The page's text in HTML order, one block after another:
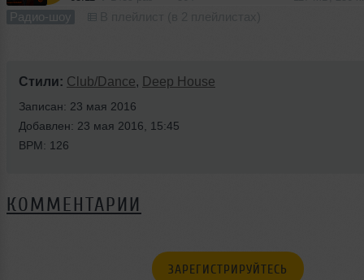
Радио-шоу
Стили: Club/Dance, Deep House
Записан: 23 мая 2016
Добавлен: 23 мая 2016, 15:45
BPM: 126
КОММЕНТАРИИ
ЗАРЕГИСТРИРУЙТЕСЬ